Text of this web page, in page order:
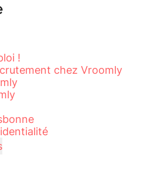
!
chez Vroomly